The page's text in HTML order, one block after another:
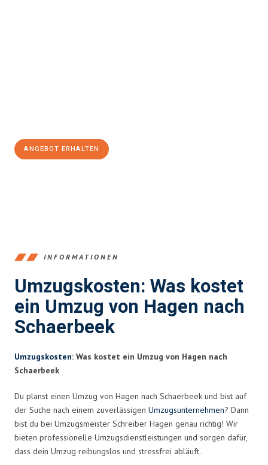
ANGEBOT ERHALTEN
INFORMATIONEN
Umzugskosten: Was kostet
ein Umzug von Hagen nach
Schaerbeek
Umzugskosten: Was kostet ein Umzug von Hagen nach
Schaerbeek
Du planst einen Umzug von Hagen nach Schaerbeek und bist auf
der Suche nach einem zuverlässigen Umzugsunternehmen? Dann
bist du bei Umzugsmeister Schreiber Hagen genau richtig! Wir
bieten professionelle Umzugsdienstleistungen und sorgen dafür,
dass dein Umzug reibungslos und stressfrei abläuft.